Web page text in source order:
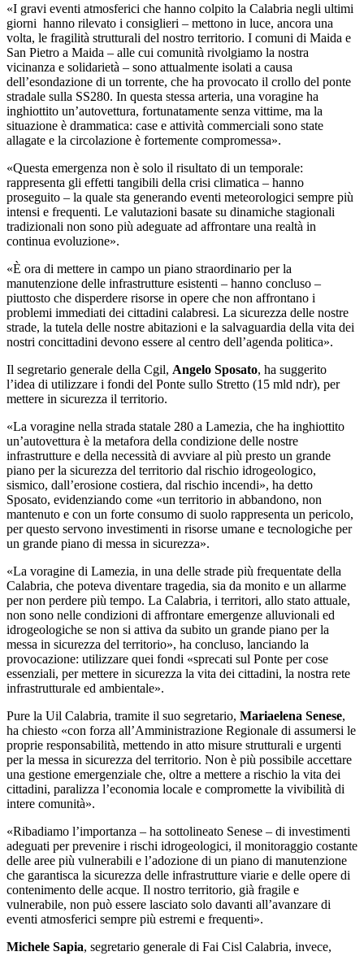
«I gravi eventi atmosferici che hanno colpito la Calabria negli ultimi
giorni hanno rilevato i consiglieri – mettono in luce, ancora una
volta, le fragilità strutturali del nostro territorio. I comuni di Maida e
San Pietro a Maida – alle cui comunità rivolgiamo la nostra
vicinanza e solidarietà – sono attualmente isolati a causa
dell’esondazione di un torrente, che ha provocato il crollo del ponte
stradale sulla SS280. In questa stessa arteria, una voragine ha
inghiottito un’autovettura, fortunatamente senza vittime, ma la
situazione è drammatica: case e attività commerciali sono state
allagate e la circolazione è fortemente compromessa».
«Questa emergenza non è solo il risultato di un temporale:
rappresenta gli effetti tangibili della crisi climatica – hanno
proseguito – la quale sta generando eventi meteorologici sempre più
intensi e frequenti. Le valutazioni basate su dinamiche stagionali
tradizionali non sono più adeguate ad affrontare una realtà in
continua evoluzione».
«È ora di mettere in campo un piano straordinario per la
manutenzione delle infrastrutture esistenti – hanno concluso –
piuttosto che disperdere risorse in opere che non affrontano i
problemi immediati dei cittadini calabresi. La sicurezza delle nostre
strade, la tutela delle nostre abitazioni e la salvaguardia della vita dei
nostri concittadini devono essere al centro dell’agenda politica».
Il segretario generale della Cgil, Angelo Sposato, ha suggerito
l’idea di utilizzare i fondi del Ponte sullo Stretto (15 mld ndr), per
mettere in sicurezza il territorio.
«La voragine nella strada statale 280 a Lamezia, che ha inghiottito
un’autovettura è la metafora della condizione delle nostre
infrastrutture e della necessità di avviare al più presto un grande
piano per la sicurezza del territorio dal rischio idrogeologico,
sismico, dall’erosione costiera, dal rischio incendi», ha detto
Sposato, evidenziando come «un territorio in abbandono, non
mantenuto e con un forte consumo di suolo rappresenta un pericolo,
per questo servono investimenti in risorse umane e tecnologiche per
un grande piano di messa in sicurezza».
«La voragine di Lamezia, in una delle strade più frequentate della
Calabria, che poteva diventare tragedia, sia da monito e un allarme
per non perdere più tempo. La Calabria, i territori, allo stato attuale,
non sono nelle condizioni di affrontare emergenze alluvionali ed
idrogeologiche se non si attiva da subito un grande piano per la
messa in sicurezza del territorio», ha concluso, lanciando la
provocazione: utilizzare quei fondi «sprecati sul Ponte per cose
essenziali, per mettere in sicurezza la vita dei cittadini, la nostra rete
infrastrutturale ed ambientale».
Pure la Uil Calabria, tramite il suo segretario, Mariaelena Senese,
ha chiesto «con forza all’Amministrazione Regionale di assumersi le
proprie responsabilità, mettendo in atto misure strutturali e urgenti
per la messa in sicurezza del territorio. Non è più possibile accettare
una gestione emergenziale che, oltre a mettere a rischio la vita dei
cittadini, paralizza l’economia locale e compromette la vivibilità di
intere comunità».
«Ribadiamo l’importanza – ha sottolineato Senese – di investimenti
adeguati per prevenire i rischi idrogeologici, il monitoraggio costante
delle aree più vulnerabili e l’adozione di un piano di manutenzione
che garantisca la sicurezza delle infrastrutture viarie e delle opere di
contenimento delle acque. Il nostro territorio, già fragile e
vulnerabile, non può essere lasciato solo davanti all’avanzare di
eventi atmosferici sempre più estremi e frequenti».
Michele Sapia, segretario generale di Fai Cisl Calabria, invece,